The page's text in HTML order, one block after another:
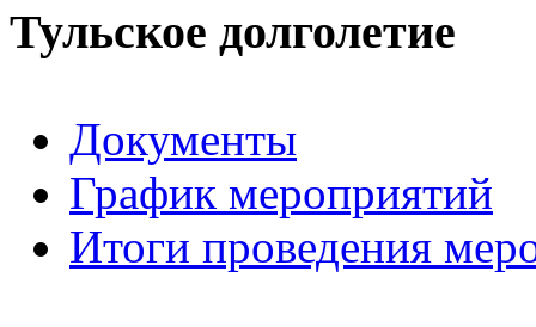
Тульское долголетие
Документы
График мероприятий
Итоги проведения